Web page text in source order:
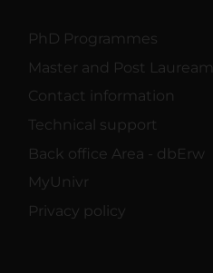
PhD Programmes
Master and Post Lauream
Contact information
Technical support
Back office Area - dbErw
MyUnivr
Privacy policy